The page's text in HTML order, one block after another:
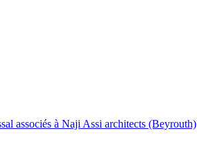
associés à Naji Assi architects (Beyrouth)